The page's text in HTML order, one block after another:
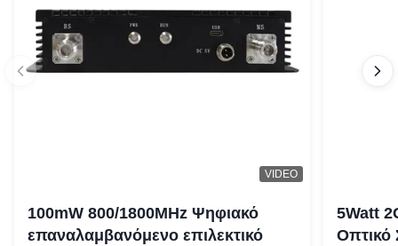
VIDEO
100mW 800/1800MHz Ψηφιακό
επαναλαμβανόμενο επιλεκτικό
5Watt
Οπτικό